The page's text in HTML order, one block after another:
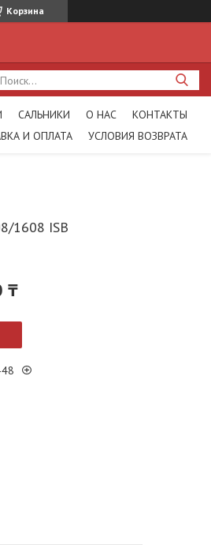
Корзина
САЛЬНИКИ О НАС
КОНТАКТЫ
И ОПЛАТА
УСЛОВИЯ ВОЗВРАТА
ISB
₸